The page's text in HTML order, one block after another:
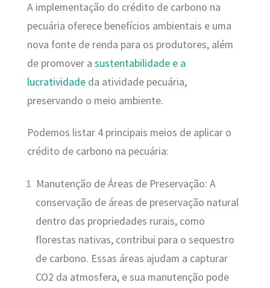
A implementação do crédito de carbono na
pecuária oferece benefícios ambientais e uma
nova fonte de renda para os produtores, além
de promover a sustentabilidade e a
lucratividadeda atividade pecuária,
preservando o meio ambiente.
Podemos listar 4 principais meios de aplicar o
crédito de carbono na pecuária:
Manutenção de Áreas de Preservação: A
conservação de áreas de preservação natural
dentro das propriedades rurais, como
florestas nativas, contribui para o sequestro
de carbono. Essas áreas ajudam a capturar
CO2 da atmosfera, e sua manutenção pode